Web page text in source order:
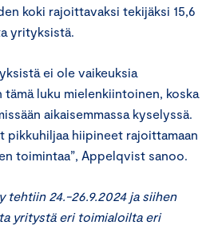
koki rajoittavaksi tekijäksi 15,6
yrityksistä.
ei ole vaikeuksia
tämä luku mielenkiintoinen, koska
aikaisemmassa kyselyssä.
pikkuhiljaa hiipineet rajoittamaan
toimintaa”, Appelqvist sanoo.
tehtiin 24.-26.9.2024 ja siihen
yritystä eri toimialoilta eri